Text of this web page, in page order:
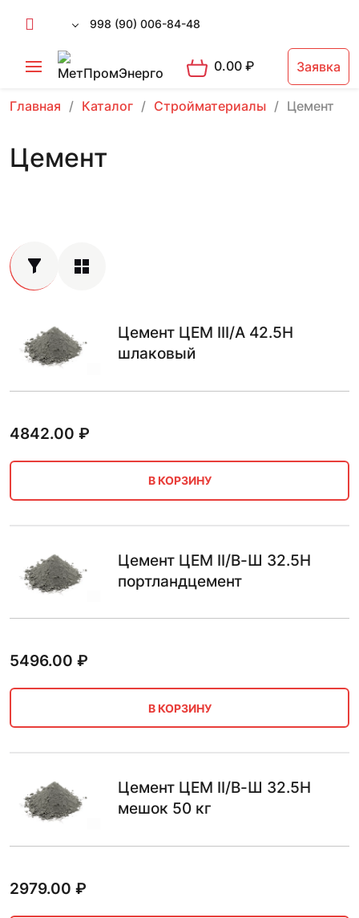
998 (90) 006-84-48
0.00₽ Заявка
Главная Каталог Стройматериалы Цемент
Цемент
Цемент ЦЕМ III/А 42.5Н
шлаковый
4842.00 ₽
В КОРЗИНУ
Цемент ЦЕМ II/В-Ш 32.5Н
портландцемент
5496.00 ₽
В КОРЗИНУ
Цемент ЦЕМ II/В-Ш 32.5Н
мешок 50 кг
2979.00 ₽